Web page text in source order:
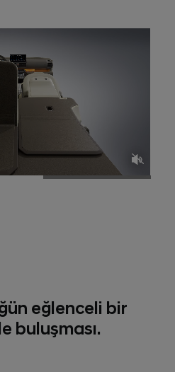
eğlenceli bir
buluşması.